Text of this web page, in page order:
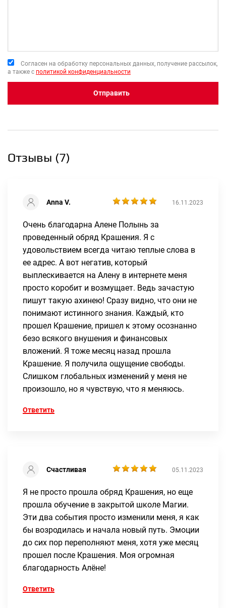
Согласен на обработку персональных данных, получение рассылок,
а также с политикой конфиденциальности
Отправить
Отзывы (7)
Anna V. 16.11.2023
Очень благодарна Алене Полынь за
проведенный обряд Крашения. Я с
удовольствием всегда читаю теплые слова в
ее адрес. А вот негатив, который
выплескивается на Алену в интернете меня
просто коробит и возмущает. Ведь зачастую
пишут такую ахинею! Сразу видно, что они не
понимают истинного знания. Каждый, кто
прошел Крашение, пришел к этому осознанно
безо всякого внушения и финансовых
вложений. Я тоже месяц назад прошла
Крашение. Я получила ощущение свободы.
Слишком глобальных изменений у меня не
произошло, но я чувствую, что я меняюсь.
Ответить
Счастливая 05.11.2023
Я не просто прошла обряд Крашения, но еще
прошла обучение в закрытой школе Магии.
Эти два события просто изменили меня, я как
бы возродилась и начала новый путь. Эмоции
до сих пор переполняют меня, хотя уже месяц
прошел после Крашения. Моя огромная
благодарность Алёне!
Ответить